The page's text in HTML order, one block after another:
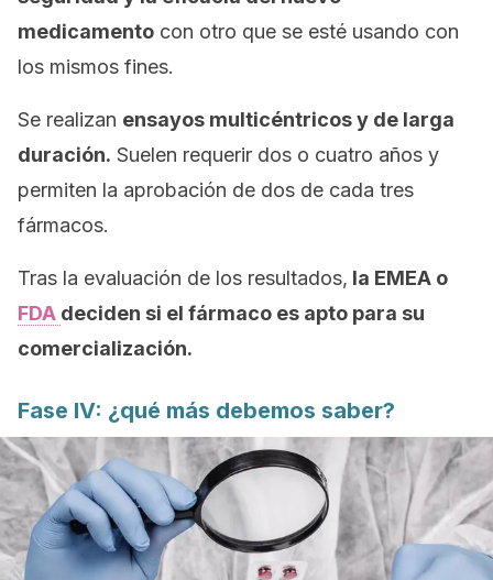
medicamento con otro que se esté usando con
los mismos fines.
Se realizan ensayos multicéntricos y de larga
duración. Suelen requerir dos o cuatro años y
permiten la aprobación de dos de cada tres
fármacos.
Tras la evaluación de los resultados, la EMEA o
FDA deciden si el fármaco es apto para su
comercialización.
Fase IV: ¿qué más debemos saber?